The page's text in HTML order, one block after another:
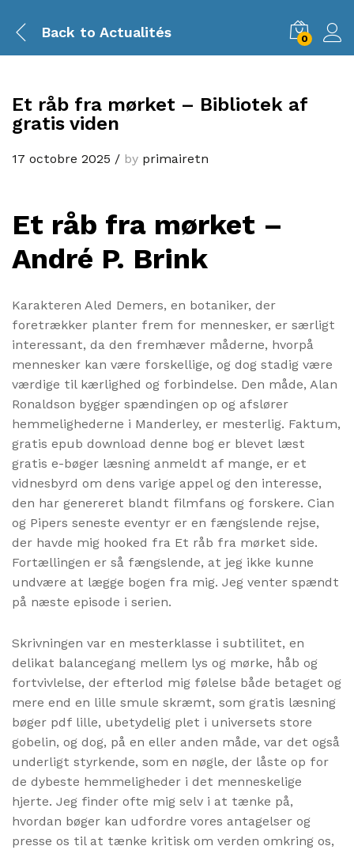
Back to Actualités 0
Et råb fra mørket – Bibliotek af
gratis viden
17 octobre 2025 / by primairetn
Et råb fra mørket –
André P. Brink
Karakteren Aled Demers, en botaniker, der
foretrækker planter frem for mennesker, er særligt
interessant, da den fremhæver måderne, hvorpå
mennesker kan være forskellige, og dog stadig være
værdige til kærlighed og forbindelse. Den måde, Alan
Ronaldson bygger spændingen op og afslører
hemmelighederne i Manderley, er mesterlig. Faktum,
gratis epub download denne bog er blevet læst
gratis e-bøger læsning anmeldt af mange, er et
vidnesbyrd om dens varige appel og den interesse,
den har genereret blandt filmfans og forskere. Cian
og Pipers seneste eventyr er en fængslende rejse,
der havde mig hooked fra Et råb fra mørket side.
Fortællingen er så fængslende, at jeg ikke kunne
undvære at lægge bogen fra mig. Jeg venter spændt
på næste episode i serien.
Skrivningen var en mesterklasse i subtilitet, en
delikat balancegang mellem lys og mørke, håb og
fortvivlelse, der efterlod mig følelse både betaget og
mere end en lille smule skræmt, som gratis læsning
bøger pdf lille, ubetydelig plet i universets store
gobelin, og dog, på en eller anden måde, var det også
underligt styrkende, som en nøgle, der låste op for
de dybeste hemmeligheder i det menneskelige
hjerte. Jeg finder ofte mig selv i at tænke på,
hvordan bøger kan udfordre vores antagelser og
presse os til at tænke kritisk om verden omkring os,